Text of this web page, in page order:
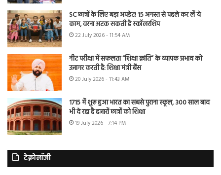
SC छात्रों के लिए बड़ा अपडेट! 15 अगस्त से पहले कर लें ये
काम, वरना अटक सकती है स्कॉलरशिप
22 July 2026 - 11:54 AM
नीट परीक्षा में सफलता “शिक्षा क्रांति” के व्यापक प्रभाव को
उजागर करती है: शिक्षा मंत्री बैंस
20 July 2026 - 11:43 AM
1715 में शुरू हुआ भारत का सबसे पुराना स्कूल, 300 साल बाद
भी दे रहा है हजारों छात्रों को शिक्षा
19 July 2026 - 7:14 PM
टेक्नोलॉजी